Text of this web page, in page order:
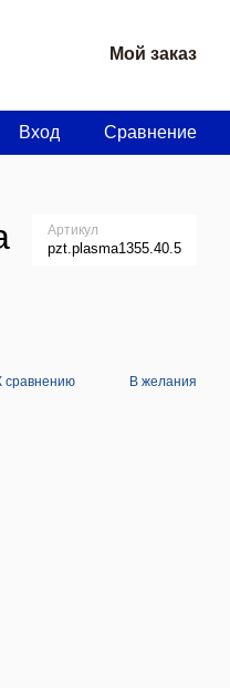
Мой заказ
Вход Сравнение
Артикул
pzt.plasma1355.40.5
сравнению В желания